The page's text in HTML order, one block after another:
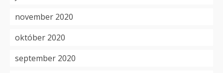
november 2020
október 2020
september 2020